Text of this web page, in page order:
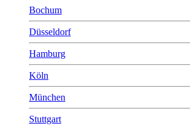
Bochum
Düsseldorf
Hamburg
Köln
München
Stuttgart